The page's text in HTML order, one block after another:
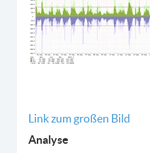
Link zum großen Bild
Analyse